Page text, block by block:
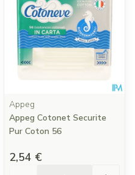
Appeg
Appeg Cotonet Securite
Pur Coton 56
2,54 €